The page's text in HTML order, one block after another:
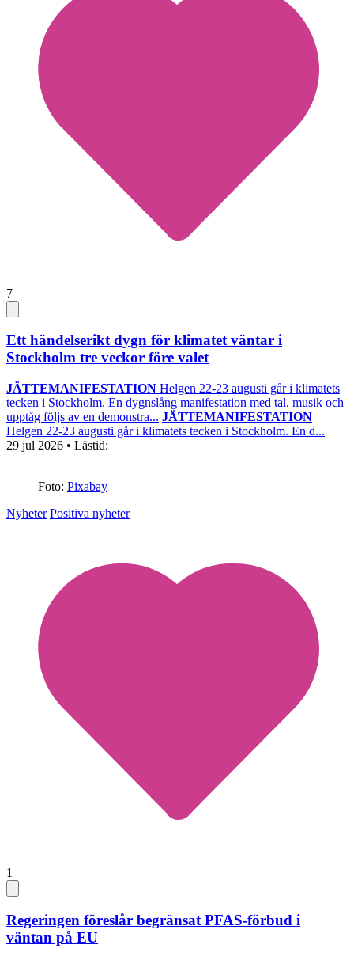
7
Ett händelserikt dygn för klimatet väntar i
Stockholm tre veckor före valet
JÄTTEMANIFESTATION Helgen 22-23 augusti går i klimatets
tecken i Stockholm. En dygnslång manifestation med tal, musik och
upptåg följs av en demonstra... JÄTTEMANIFESTATION
Helgen 22-23 augusti går i klimatets tecken i Stockholm. En d...
29 jul 2026 • Lästid:
Foto: Pixabay
Nyheter Positiva nyheter
1
Regeringen föreslår begränsat PFAS-förbud i
väntan på EU